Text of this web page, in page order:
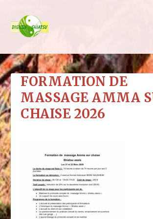
FORMATION DE
MASSAGE AMMA
CHAISE 2026